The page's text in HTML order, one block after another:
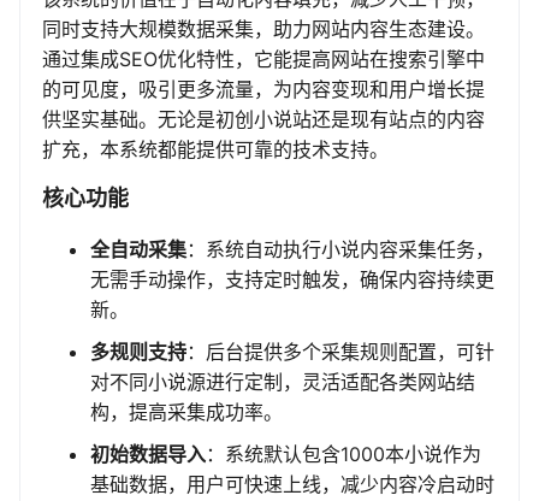
同时支持大规模数据采集，助力网站内容生态建设。
通过集成SEO优化特性，它能提高网站在搜索引擎中
的可见度，吸引更多流量，为内容变现和用户增长提
供坚实基础。无论是初创小说站还是现有站点的内容
扩充，本系统都能提供可靠的技术支持。
核心功能
全自动采集：系统自动执行小说内容采集任务，
无需手动操作，支持定时触发，确保内容持续更
新。
多规则支持：后台提供多个采集规则配置，可针
对不同小说源进行定制，灵活适配各类网站结
构，提高采集成功率。
初始数据导入：系统默认包含1000本小说作为
基础数据，用户可快速上线，减少内容冷启动时